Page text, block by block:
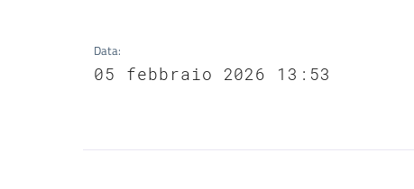
Data:
05 febbraio 2026 13:53